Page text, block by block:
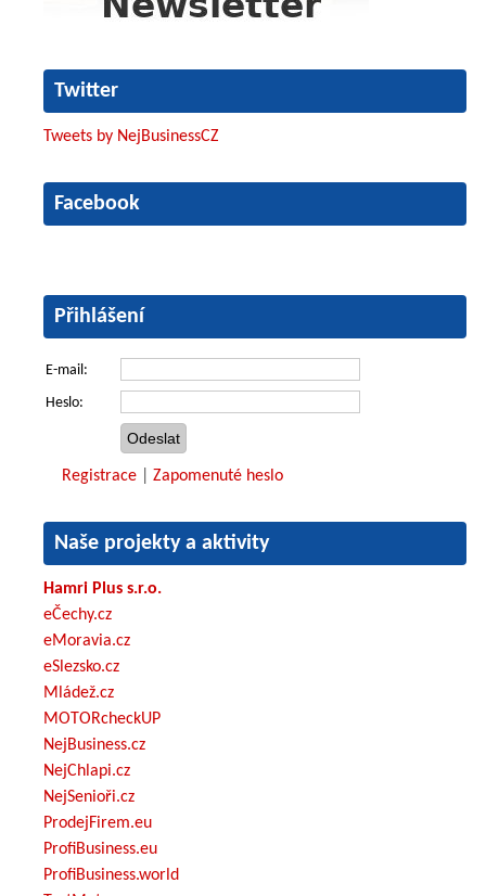
Twitter
Tweets by NejBusinessCZ
Facebook
Přihlášení
E-mail:
Heslo:
Registrace Zapomenuté heslo
Naše projekty a aktivity
Hamri Plus s.r.o.
eČechy.cz
eMoravia.cz
eSlezsko.cz
Mládež.cz
MOTORcheckUP
NejBusiness.cz
NejChlapi.cz
NejSenioři.cz
ProdejFirem.eu
ProfiBusiness.eu
ProfiBusiness.world